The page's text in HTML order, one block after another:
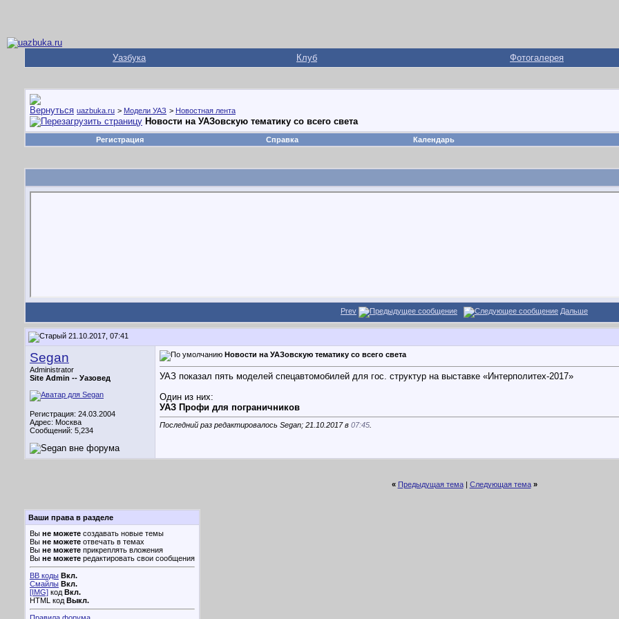
Уазбука Клуб Фотогалерея
uazbuka.ru > Модели УАЗ > Новостная лента
Новости на УАЗовскую тематику со всего света
Регистрация Справка Календарь
Prev Дальше
21.10.2017, 07:41
Segan
Administrator
Site Admin -- Уазовед
Регистрация: 24.03.2004
Адрес: Москва
Сообщений: 5,234
Новости на УАЗовскую тематику со всего света
УАЗ показал пять моделей спецавтомобилей для гос. структур на выставке «Интерполитех-2017»
Один из них:
УАЗ Профи для пограничников
Последний раз редактировалось Segan; 21.10.2017 в 07:45
« Предыдущая тема| Следующая тема »
Ваши права в разделе
Вы не можете создавать новые темы
Вы не можете отвечать в темах
Вы не можете прикреплять вложения
Вы не можете редактировать свои сообщения
BB коды Вкл.
Смайлы Вкл.
[IMG] код Вкл.
HTML код Выкл.